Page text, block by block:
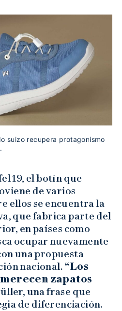
suizo recupera protagonismo
19, el botín que
de varios
ellos se encuentra la
que fabrica parte del
en países como
ocupar nuevamente
una propuesta
nacional. “Los
zapatos
una frase que
de diferenciación.